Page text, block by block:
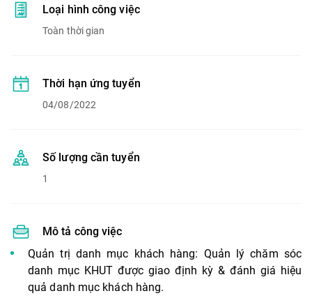
Loại hình công việc
Toàn thời gian
Thời hạn ứng tuyển
04/08/2022
Số lượng cần tuyển
1
Mô tả công việc
Quản trị danh mục khách hàng: Quản lý chăm sóc
danh mục KHUT được giao định kỳ & đánh giá hiệu
quả danh mục khách hàng.